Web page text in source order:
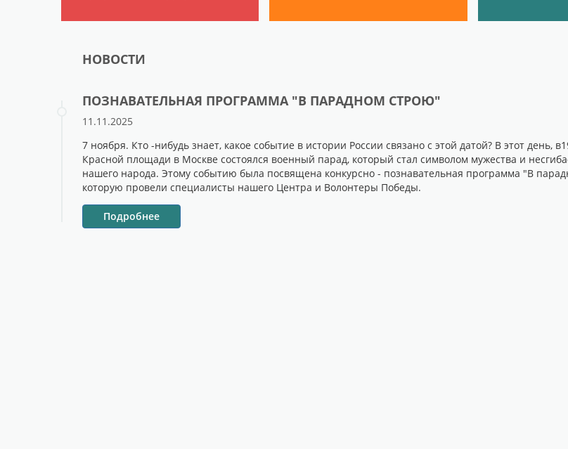
НОВОСТИ
ПОЗНАВАТЕЛЬНАЯ ПРОГРАММА "В ПАРАДНОМ СТРОЮ"
11.11.2025
7 ноября. Кто -нибудь знает, какое событие в истории России связано с этой датой? В этот день,
Красной площади в Москве состоялся военный парад, который стал символом мужества и
нашего народа. Этому событию была посвящена конкурсно - познавательная программа "В
которую провели специалисты нашего Центра и Волонтеры Победы.
Подробнее